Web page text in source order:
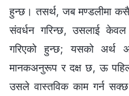
हुन्छ। तसर्थ, जब मण्डलीमा
संवर्धन गरिन्छ, उसलाई केवल
गरिएको हुन्छ; यसको अर्थ
मानकअनुरूप र दक्ष छ, ऊ
उसले वास्तविक काम गर्न